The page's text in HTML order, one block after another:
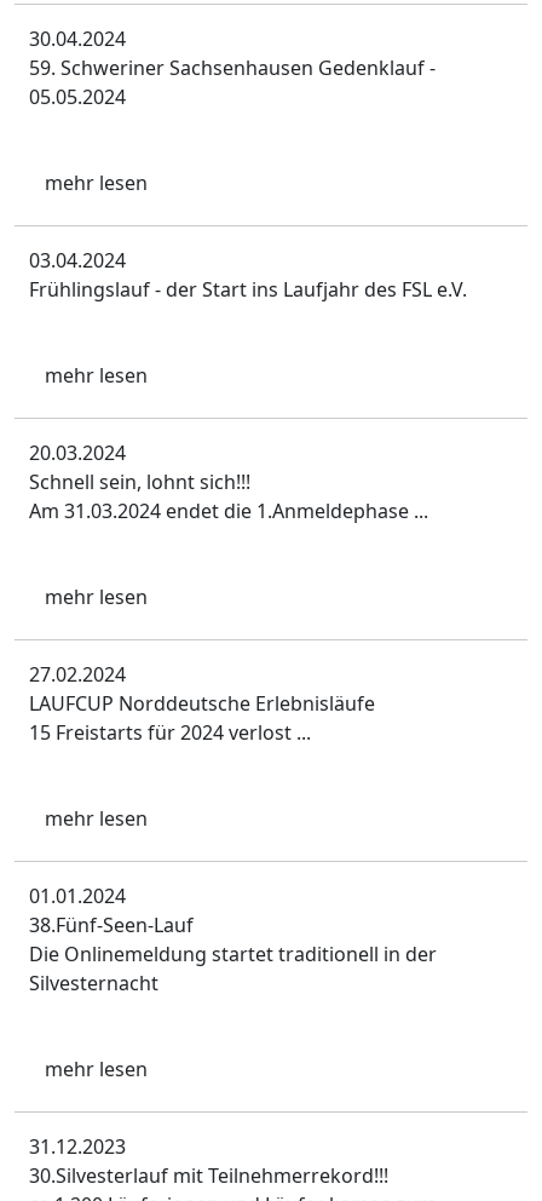
30.04.2024
59. Schweriner Sachsenhausen Gedenklauf -
05.05.2024
mehr lesen
03.04.2024
Frühlingslauf - der Start ins Laufjahr des FSL e.V.
mehr lesen
20.03.2024
Schnell sein, lohnt sich!!!
Am 31.03.2024 endet die 1.Anmeldephase ...
mehr lesen
27.02.2024
LAUFCUP Norddeutsche Erlebnisläufe
15 Freistarts für 2024 verlost ...
mehr lesen
01.01.2024
38.Fünf-Seen-Lauf
Die Onlinemeldung startet traditionell in der
Silvesternacht
mehr lesen
31.12.2023
30.Silvesterlauf mit Teilnehmerrekord!!!